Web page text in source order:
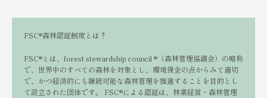
FSC®︎森林認証制度とは？
FSC®︎とは、forest stewardship council ®︎（森林管理協議会）の略称
で、世界中のすべての森林を対象とし、環境保全の点からみて適切
で、かつ経済的にも継続可能な森林管理を推進することを目的とし
て設立された団体です。 FSC®︎による認証は、林業経営・森林管理